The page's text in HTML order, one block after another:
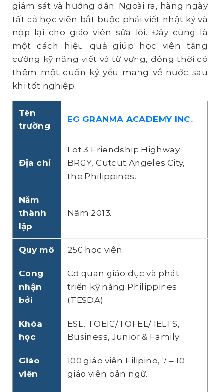
giám sát và hướng dẫn. Ngoài ra, hàng ngày
tất cả học viên bắt buộc phải viết nhật ký và
nộp lại cho giáo viên sửa lỗi. Đây cũng là
một cách hiệu quả giúp học viên tăng
cường kỹ năng viết và từ vựng, đồng thời có
thêm một cuốn kỷ yếu mang về nước sau
khi tốt nghiệp.
Tên
trường
EG GRANMA ACADEMY INC.
Địa chỉ
Lot 3 Friendship Highway
BRGY, Cutcut Angeles City,
the Philippines.
Năm
thành
lập
Năm 2013.
Quy mô 250 học viên.
Công
nhận
bởi
Cơ quan giáo dục và phát
triển kỹ năng Philippines
(TESDA)
Khóa
học
ESL, TOEIC/TOFEL/ IELTS,
Business, Junior & Family
Giáo
viên
100 giáo viên Filipino, 7 – 10
giáo viên bản ngữ.